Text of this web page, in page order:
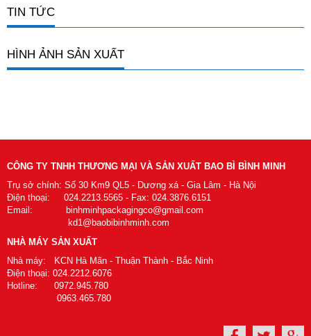
TIN TỨC
HÌNH ẢNH SẢN XUẤT
CÔNG TY TNHH THƯƠNG MẠI VÀ SẢN XUẤT BAO BÌ BÌNH MINH
Trụ sở chính: Số 30 Km9 QL5 - Dương xá - Gia Lâm - Hà Nội
Điện thoại: 024.2213.5565 - Fax: 024.3876.6151
Email: binhminhpackagingco@gmail.com
kd1@baobibinhminh.com
NHÀ MÁY SẢN XUẤT
Nhà máy: KCN Hà Mãn - Thuận Thành - Bắc Ninh
Điện thoại: 024.2212.6076
Hotline: 0972.945.780
0963.465.780